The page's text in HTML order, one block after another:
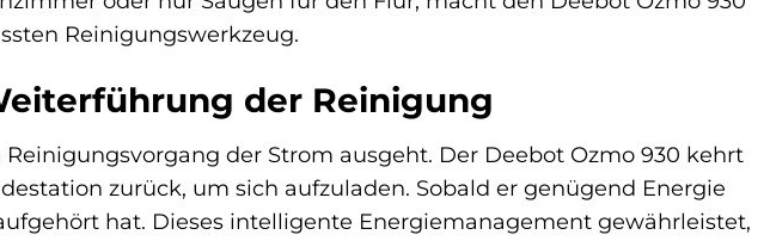
Reinigungswerkzeug.
der Reinigung
der Strom ausgeht. Der Deebot Ozmo 930 kehrt
zurück, um sich aufzuladen. Sobald er genügend Energie
hat. Dieses intelligente Energiemanagement gewährleistet,